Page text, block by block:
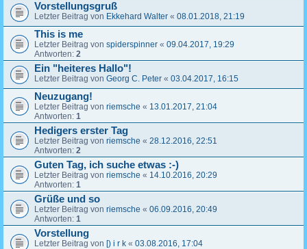
Vorstellungsgruß
Letzter Beitrag von Ekkehard Walter « 08.01.2018, 21:19
This is me
Letzter Beitrag von spiderspinner « 09.04.2017, 19:29
Antworten: 2
Ein "heiteres Hallo"!
Letzter Beitrag von Georg C. Peter « 03.04.2017, 16:15
Neuzugang!
Letzter Beitrag von riemsche « 13.01.2017, 21:04
Antworten: 1
Hedigers erster Tag
Letzter Beitrag von riemsche « 28.12.2016, 22:51
Antworten: 2
Guten Tag, ich suche etwas :-)
Letzter Beitrag von riemsche « 14.10.2016, 20:29
Antworten: 1
Grüße und so
Letzter Beitrag von riemsche « 06.09.2016, 20:49
Antworten: 1
Vorstellung
Letzter Beitrag von [) i r k « 03.08.2016, 17:04